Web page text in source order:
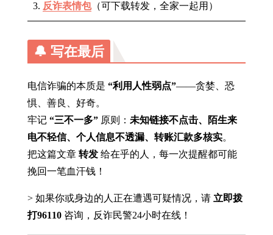
反诈表情包（可下载转发，全家一起用）
🔔 写在最后
电信诈骗的本质是 “利用人性弱点”——贪婪、恐
惧、善良、好奇。
牢记 “三不一多” 原则： 未知链接不点击、陌生来
电不轻信、个人信息不透漏、转账汇款多核实。
把这篇文章 转发 给在乎的人，每一次提醒都可能
挽回一笔血汗钱！
> 如果你或身边的人正在遭遇可疑情况，请 立即拨
打96110 咨询，反诈民警24小时在线！